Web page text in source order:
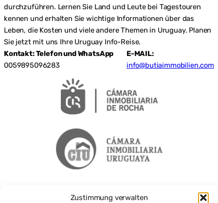
Zustimmung verwalten
durchzuführen. Lernen Sie Land und Leute bei Tagestouren
kennen und erhalten Sie wichtige Informationen über das
Leben, die Kosten und viele andere Themen in Uruguay. Planen
Sie jetzt mit uns Ihre Uruguay Info-Reise.
Kontakt: Telefon und WhatsApp
0059895096283
E-MAIL:
info@butiaimmobilien.com